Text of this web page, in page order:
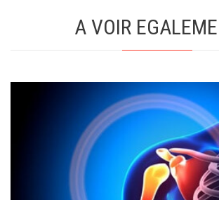
A VOIR